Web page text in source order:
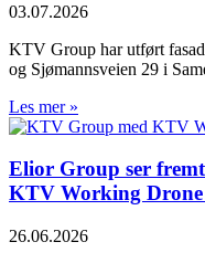
03.07.2026
KTV Group har utført
og Sjømannsveien 29 i
Les mer »
Elior Group ser
KTV Working Drone
26.06.2026